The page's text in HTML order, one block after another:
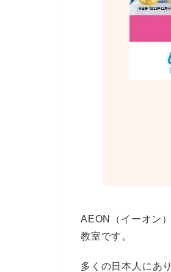
AEON（イーオン）
教室です。
多くの日本人にあ